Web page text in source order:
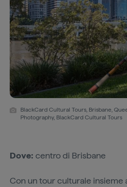
BlackCard Cultural Tours, Brisbane,
Photography, BlackCard Cultural Tours
Dove: centro di Brisbane
Con un tour culturale insieme